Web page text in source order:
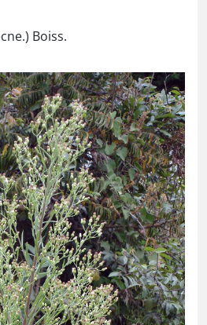
Boiss.